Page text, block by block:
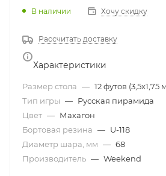
В наличии Хочу скидку
Рассчитать доставку
Характеристики
Размер стола — 12 футов (3,5x1,75
Тип игры — Русская пирамида
Цвет — Махагон
Бортовая резина — U-118
Диаметр шара, мм — 68
Производитель — Weekend